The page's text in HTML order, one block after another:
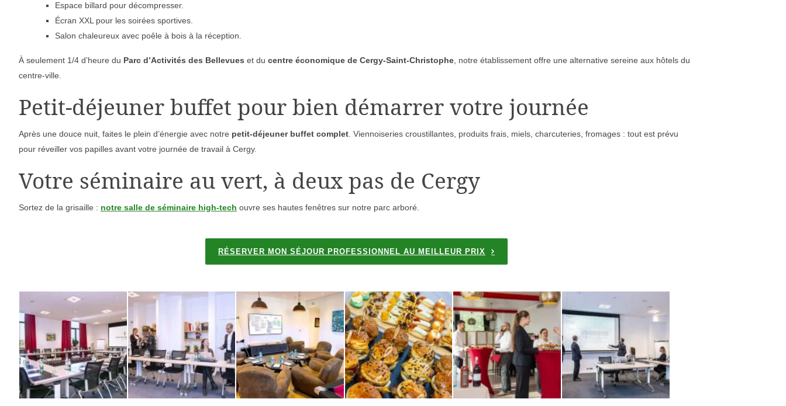
Espace billard pour décompresser.
Écran XXL pour les soirées sportives.
Salon chaleureux avec poêle à bois à la réception.
À seulement 1/4 d’heure du Parc d’Activités des Bellevues et du centre économique de Cergy-Saint-Christophe , notre établissement offre une alternative sereine aux hôtels du
centre-ville.
Petit-déjeuner buffet pour bien démarrer votre journée
Après une douce nuit, faites le plein d’énergie avec notre petit-déjeuner buffet complet . Viennoiseries croustillantes, produits frais, miels, charcuteries, fromages : tout est prévu
pour réveiller vos papilles avant votre journée de travail à Cergy.
Votre séminaire au vert, à deux pas de Cergy
Sortez de la grisaille : notre salle de séminaire high-tech ouvre ses hautes fenêtres sur notre parc arboré.
RÉSERVER MON SÉJOUR PROFESSIONNEL AU MEILLEUR PRIX